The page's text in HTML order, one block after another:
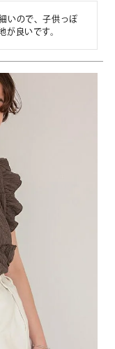
いので、子供っぽ
が良いです。